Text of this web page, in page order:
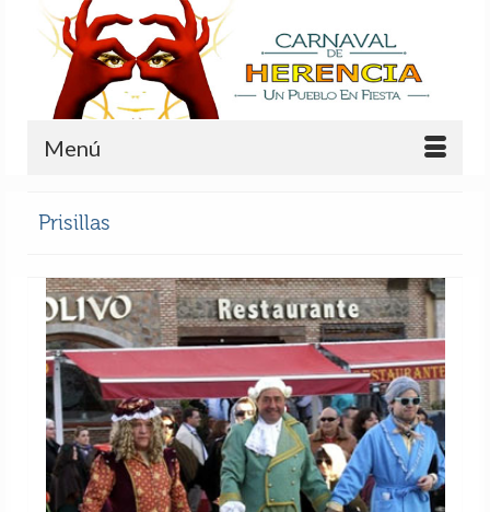
Menú
Prisillas